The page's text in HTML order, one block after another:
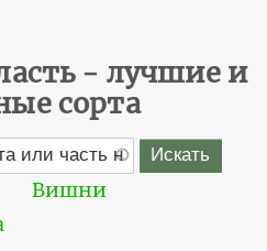
- лучшие и
сорта
Вишни